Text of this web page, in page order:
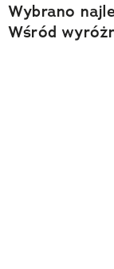
Wybrano
Wśród